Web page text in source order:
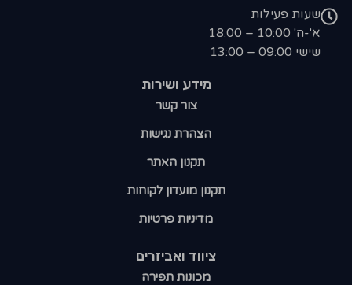
ציווד ואביזרים
מכונות תפירה
מידע ושירות
צור קשר
הצהרת נגישות
תקנון האתר
תקנון מועדון לקוחות
מדיניות פרטיות
שעות פעילות
א'-ה' 10:00 – 18:00
שישי 09:00 – 13:00